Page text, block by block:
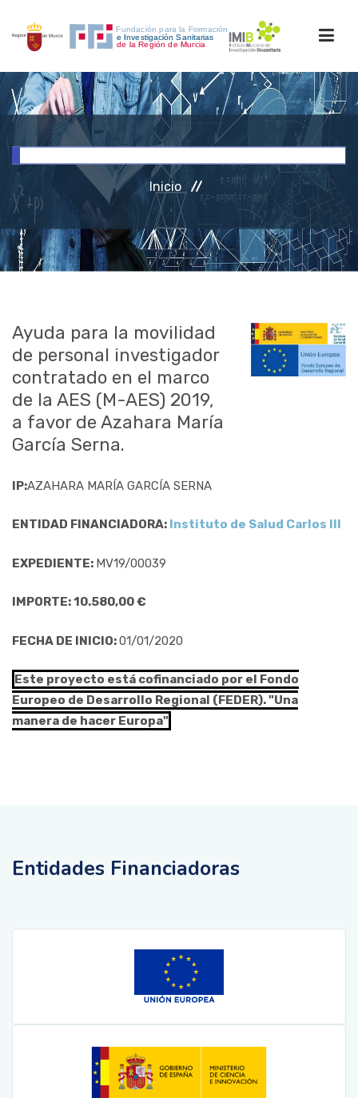
INICIO
INVESTIGACIÓN
RRHH
ACCESO PERSONAL
Inicio
Ayuda para la movilidad
de personal investigador
contratado en el marco
de la AES (M-AES) 2019,
a favor de Azahara María
García Serna.
IP:AZAHARA MARÍA GARCÍA SERNA
ENTIDAD FINANCIADORA: Instituto de Salud Carlos III
EXPEDIENTE: MV19/00039
IMPORTE: 10.580,00 €
FECHA DE INICIO:01/01/2020
Este proyecto está cofinanciado por el Fondo
Europeo de Desarrollo Regional (FEDER). "Una
manera de hacer Europa"
Entidades Financiadoras